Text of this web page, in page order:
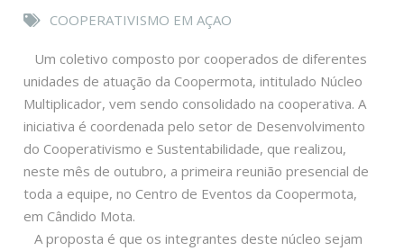
COOPERATIVISMO EM AÇAO
Um coletivo composto por cooperados de diferentes
unidades de atuação da Coopermota, intitulado Núcleo
Multiplicador, vem sendo consolidado na cooperativa. A
iniciativa é coordenada pelo setor de Desenvolvimento
do Cooperativismo e Sustentabilidade, que realizou,
neste mês de outubro, a primeira reunião presencial de
toda a equipe, no Centro de Eventos da Coopermota,
em Cândido Mota.
A proposta é que os integrantes deste núcleo sejam